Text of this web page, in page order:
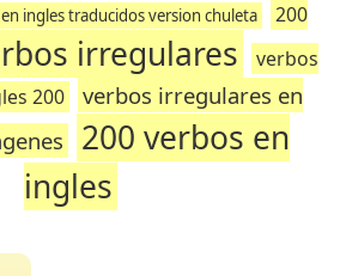
ingles traducidos version chuleta
200
irregulares
verbos
200
verbos irregulares en
200 verbos en
ingles